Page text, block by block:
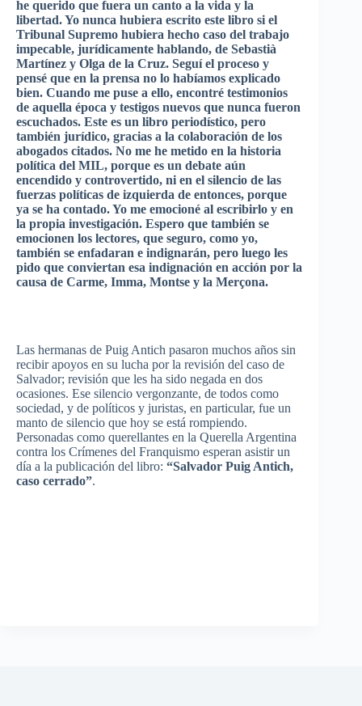
he querido que fuera un canto a la vida y la
libertad. Yo nunca hubiera escrito este libro si el
Tribunal Supremo hubiera hecho caso del trabajo
impecable, jurídicamente hablando, de Sebastià
Martínez y Olga de la Cruz. Seguí el proceso y
pensé que en la prensa no lo habíamos explicado
bien. Cuando me puse a ello, encontré testimonios
de aquella época y testigos nuevos que nunca fueron
escuchados. Este es un libro periodístico, pero
también jurídico, gracias a la colaboración de los
abogados citados. No me he metido en la historia
política del MIL, porque es un debate aún
encendido y controvertido, ni en el silencio de las
fuerzas políticas de izquierda de entonces, porque
ya se ha contado. Yo me emocioné al escribirlo y en
la propia investigación. Espero que también se
emocionen los lectores, que seguro, como yo,
también se enfadaran e indignarán, pero luego les
pido que conviertan esa indignación en acción por la
causa de Carme, Imma, Montse y la Merçona.
Las hermanas de Puig Antich pasaron muchos años sin
recibir apoyos en su lucha por la revisión del caso de
Salvador; revisión que les ha sido negada en dos
ocasiones. Ese silencio vergonzante, de todos como
sociedad, y de políticos y juristas, en particular, fue un
manto de silencio que hoy se está rompiendo.
Personadas como querellantes en la Querella Argentina
contra los Crímenes del Franquismo esperan asistir un
día a la publicación del libro: “Salvador Puig Antich,
caso cerrado”.